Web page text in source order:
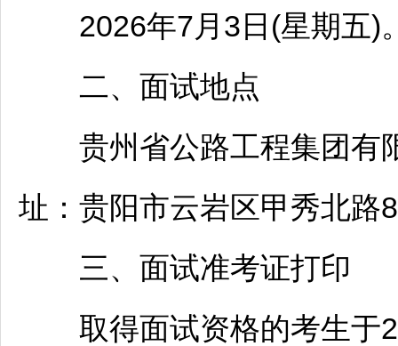
2026年7月3日(星期五)
二、面试地点
贵州省公路工程集团有
址： 贵阳市云岩区甲秀北路
三、面试准考证打印
取得面试资格的考生于